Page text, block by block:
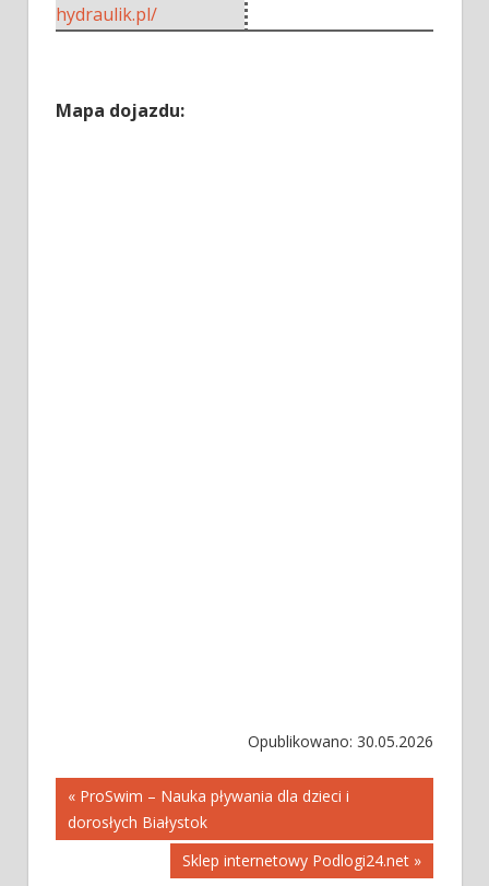
hydraulik.pl/
Mapa dojazdu:
Opublikowano: 30.05.2026
Nawigacja
wpisu
« ProSwim – Nauka pływania dla dzieci i
dorosłych Białystok
Sklep internetowy Podlogi24.net »